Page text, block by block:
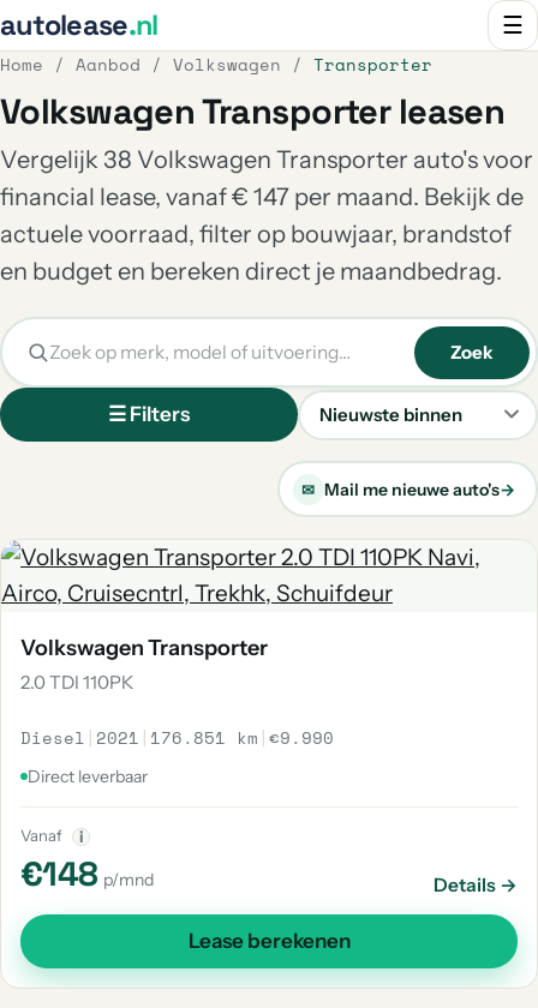
autolease.nl ☰
Home / Aanbod / Volkswagen / Transporter
Volkswagen Transporter leasen
Vergelijk 38 Volkswagen Transporter auto's voor
financial lease, vanaf € 147 per maand. Bekijk de
actuele voorraad, filter op bouwjaar, brandstof
en budget en bereken direct je maandbedrag.
☰ Filters
Sorteren
Zoek
✉ Mail me nieuwe auto's→
Volkswagen Transporter
2.0 TDI 110PK
Diesel | 2021 | 176.851 km |€9.990
Direct leverbaar
Vanaf i
€148 p/mnd Details →
Lease berekenen